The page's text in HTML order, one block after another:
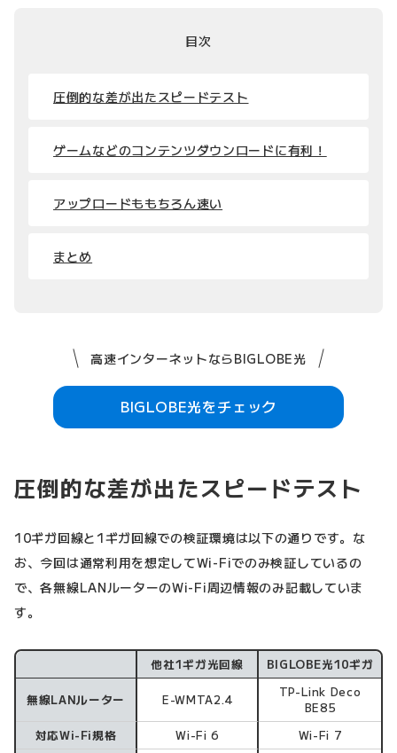
目次
圧倒的な差が出たスピードテスト
ゲームなどのコンテンツダウンロードに有利！
アップロードももちろん速い
まとめ
高速インターネットならBIGLOBE光
BIGLOBE光をチェック
圧倒的な差が出たスピードテスト
10ギガ回線と1ギガ回線での検証環境は以下の通りです。な
お、今回は通常利用を想定してWi-Fiでのみ検証しているの
で、各無線LANルーターのWi-Fi周辺情報のみ記載していま
す。
他社1ギガ光回線 BIGLOBE光10ギガ
無線LANルーター E-WMTA2.4
TP-Link Deco
BE85
対応Wi-Fi規格
Wi-Fi 6 Wi-Fi 7